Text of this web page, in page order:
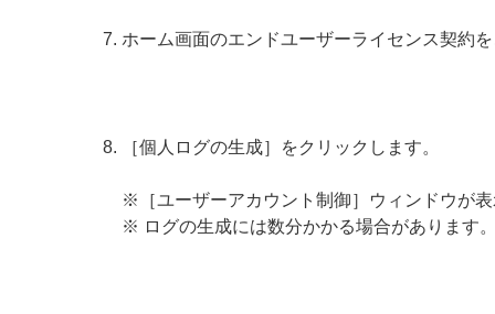
ホーム画面のエンドユーザーライセンス契約
［個人ログの生成］をクリックします。
※［ユーザーアカウント制御］ウィンドウが
※ ログの生成には数分かかる場合があります